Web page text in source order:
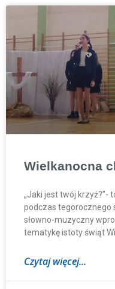
Wielkanocna
„Jaki jest twój krzyż?”-
podczas tegorocznego
słowno-muzyczny
tematykę istoty świąt
Czytaj więcej...